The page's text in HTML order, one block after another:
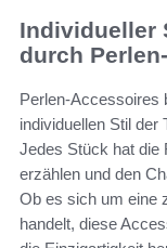
Individueller
durch
Perlen-Accessoires
individuellen Stil der
Jedes Stück hat die
erzählen und den
Ob es sich um eine
handelt, diese